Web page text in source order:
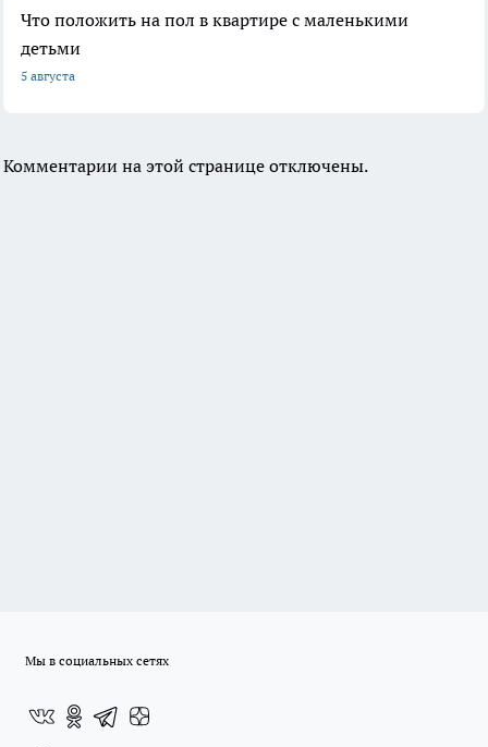
Что положить на пол в квартире с маленькими
детьми
5 августа
Комментарии на этой странице отключены.
Мы в социальных сетях